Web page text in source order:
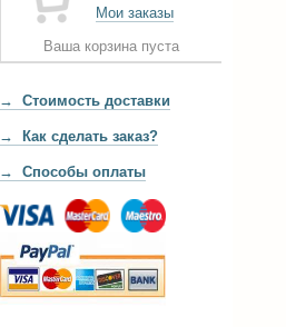
Мои заказы
Ваша корзина пуста
→ Стоимость доставки
→ Как сделать заказ?
→ Способы оплаты